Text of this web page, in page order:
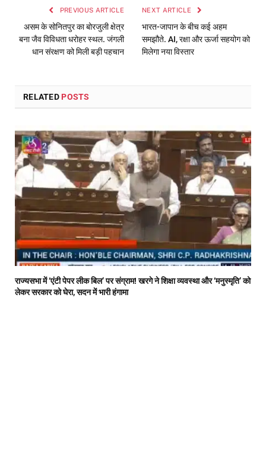
PREVIOUS ARTICLE
असम के सोनितपुर का बोरजुली क्षेत्र
बना जैव विविधता धरोहर स्थल. जंगली
धान संरक्षण को मिली बड़ी पहचान
NEXT ARTICLE
भारत-जापान के बीच कई अहम
समझौते. AI, रक्षा और ऊर्जा सहयोग को
मिलेगा नया विस्तार
RELATED POSTS
राज्यसभा में ‘एंटी पेपर लीक बिल’ पर संग्राम! खरगे ने शिक्षा व्यवस्था और ‘मनुस्मृति’ को
लेकर सरकार को घेरा, सदन में भारी हंगामा